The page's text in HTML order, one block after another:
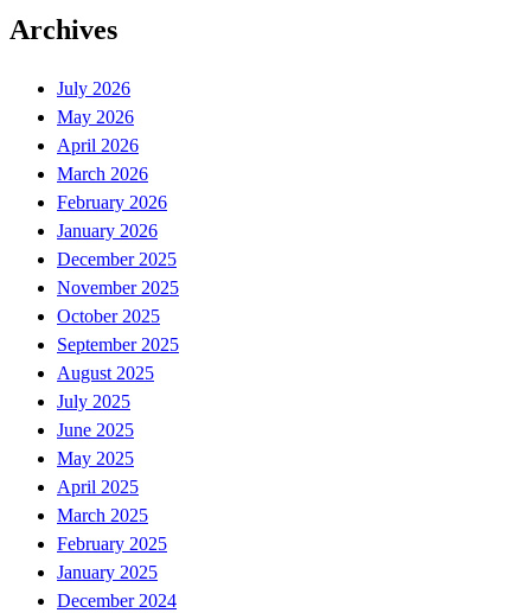
Archives
July 2026
May 2026
April 2026
March 2026
February 2026
January 2026
December 2025
November 2025
October 2025
September 2025
August 2025
July 2025
June 2025
May 2025
April 2025
March 2025
February 2025
January 2025
December 2024